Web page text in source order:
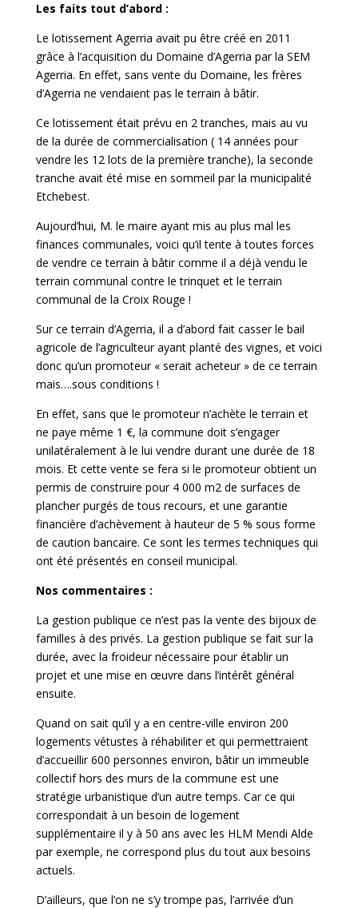
Les faits tout d’abord :
Le lotissement Agerria avait pu être créé en 2011
grâce à l’acquisition du Domaine d’Agerria par la SEM
Agerria. En effet, sans vente du Domaine, les frères
d’Agerria ne vendaient pas le terrain à bâtir.
Ce lotissement était prévu en 2 tranches, mais au vu
de la durée de commercialisation ( 14 années pour
vendre les 12 lots de la première tranche), la seconde
tranche avait été mise en sommeil par la municipalité
Etchebest.
Aujourd’hui, M. le maire ayant mis au plus mal les
finances communales, voici qu’il tente à toutes forces
de vendre ce terrain à bâtir comme il a déjà vendu le
terrain communal contre le trinquet et le terrain
communal de la Croix Rouge !
Sur ce terrain d’Agerria, il a d’abord fait casser le bail
agricole de l’agriculteur ayant planté des vignes, et voici
donc qu’un promoteur « serait acheteur » de ce terrain
mais….sous conditions !
En effet, sans que le promoteur n’achète le terrain et
ne paye même 1 €, la commune doit s’engager
unilatéralement à le lui vendre durant une durée de 18
mois. Et cette vente se fera si le promoteur obtient un
permis de construire pour 4 000 m2 de surfaces de
plancher purgés de tous recours, et une garantie
financière d’achèvement à hauteur de 5 % sous forme
de caution bancaire. Ce sont les termes techniques qui
ont été présentés en conseil municipal.
Nos commentaires :
La gestion publique ce n’est pas la vente des bijoux de
familles à des privés. La gestion publique se fait sur la
durée, avec la froideur nécessaire pour établir un
projet et une mise en œuvre dans l’intérêt général
ensuite.
Quand on sait qu’il y a en centre-ville environ 200
logements vétustes à réhabiliter et qui permettraient
d’accueillir 600 personnes environ, bâtir un immeuble
collectif hors des murs de la commune est une
stratégie urbanistique d’un autre temps. Car ce qui
correspondait à un besoin de logement
supplémentaire il y à 50 ans avec les HLM Mendi Alde
par exemple, ne correspond plus du tout aux besoins
actuels.
D’ailleurs, que l’on ne s’y trompe pas, l’arrivée d’un